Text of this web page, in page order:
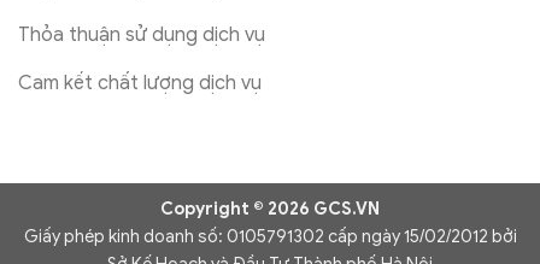
Thỏa thuận sử dụng dịch vụ
Cam kết chất lượng dịch vụ
Copyright © 2026 GCS.VN
Giấy phép kinh doanh số: 0105791302 cấp ngày 15/02/2012 bởi